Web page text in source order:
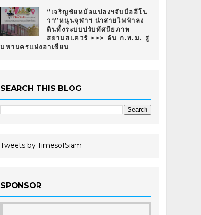
“เจริญชัยหม้อแปลงฯจับมืออีโน
วา”หนุนจุฬาฯ นำสายไฟฟ้าลง
ดินทั้งระบบปรับทัศนียภาพ
สยามสแควร์ >>> ดัน ก.ท.ม. สู่
มหานครแห่งอาเซียน
SEARCH THIS BLOG
Tweets by TimesofSiam
SPONSOR